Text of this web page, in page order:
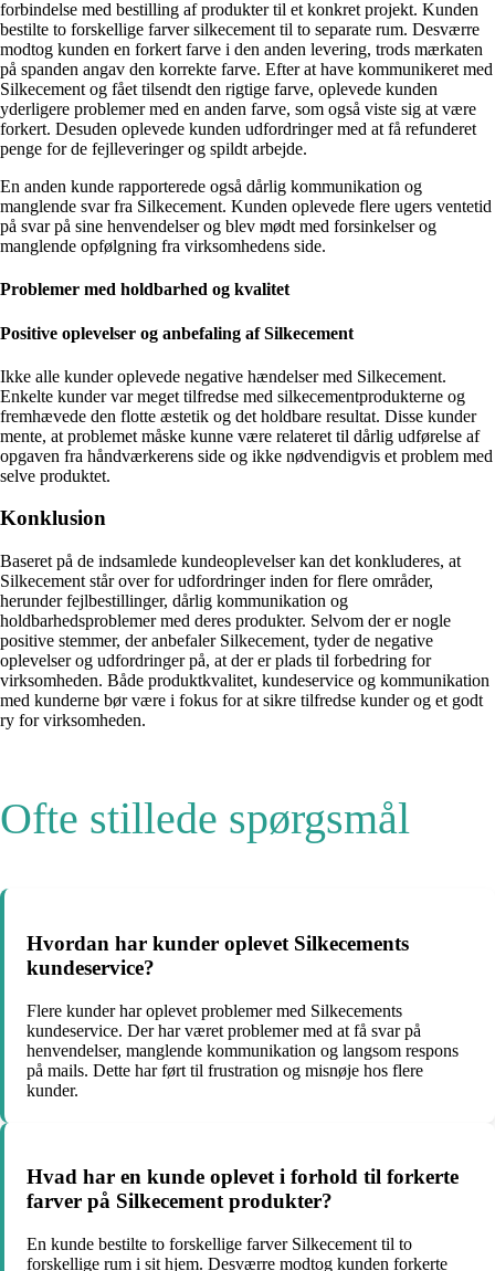
forbindelse med bestilling af produkter til et konkret projekt. Kunden
bestilte to forskellige farver silkecement til to separate rum. Desværre
modtog kunden en forkert farve i den anden levering, trods mærkaten
på spanden angav den korrekte farve. Efter at have kommunikeret med
Silkecement og fået tilsendt den rigtige farve, oplevede kunden
yderligere problemer med en anden farve, som også viste sig at være
forkert. Desuden oplevede kunden udfordringer med at få refunderet
penge for de fejlleveringer og spildt arbejde.
En anden kunde rapporterede også dårlig kommunikation og
manglende svar fra Silkecement. Kunden oplevede flere ugers ventetid
på svar på sine henvendelser og blev mødt med forsinkelser og
manglende opfølgning fra virksomhedens side.
Problemer med holdbarhed og kvalitet
Positive oplevelser og anbefaling af Silkecement
Ikke alle kunder oplevede negative hændelser med Silkecement.
Enkelte kunder var meget tilfredse med silkecementprodukterne og
fremhævede den flotte æstetik og det holdbare resultat. Disse kunder
mente, at problemet måske kunne være relateret til dårlig udførelse af
opgaven fra håndværkerens side og ikke nødvendigvis et problem med
selve produktet.
Konklusion
Baseret på de indsamlede kundeoplevelser kan det konkluderes, at
Silkecement står over for udfordringer inden for flere områder,
herunder fejlbestillinger, dårlig kommunikation og
holdbarhedsproblemer med deres produkter. Selvom der er nogle
positive stemmer, der anbefaler Silkecement, tyder de negative
oplevelser og udfordringer på, at der er plads til forbedring for
virksomheden. Både produktkvalitet, kundeservice og kommunikation
med kunderne bør være i fokus for at sikre tilfredse kunder og et godt
ry for virksomheden.
Ofte stillede spørgsmål
Hvordan har kunder oplevet Silkecements
kundeservice?
Flere kunder har oplevet problemer med Silkecements
kundeservice. Der har været problemer med at få svar på
henvendelser, manglende kommunikation og langsom respons
på mails. Dette har ført til frustration og misnøje hos flere
kunder.
Hvad har en kunde oplevet i forhold til forkerte
farver på Silkecement produkter?
En kunde bestilte to forskellige farver Silkecement til to
forskellige rum i sit hjem. Desværre modtog kunden forkerte